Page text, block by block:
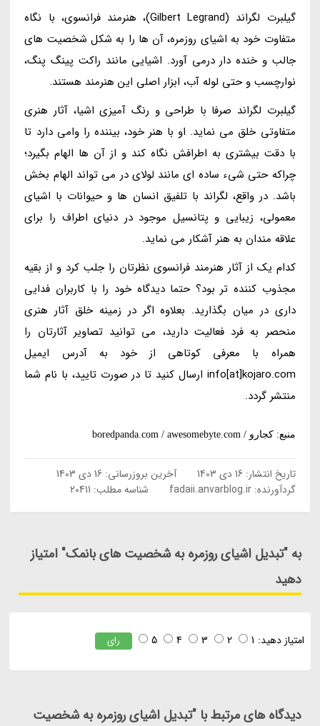
گیلبرت لگراند (Gilbert Legrand)، هنرمند فرانسوی، با نگاه
متفاوت خود به اشیای روزمره، آن ها را به شکل شخصیت های
جالب و خنده دار درمی آورد. اشیایی مانند راکت پینگ پنگ،
نوارچسب و حتی لوله آب، ابزار اصلی این هنرمند هستند.
گیلبرت لگراند صرفا با طراحی و رنگ آمیزی اشیا، آثار هنری
متفاوتی خلق می نماید. او با هنر خود، بیننده را وامی دارد تا
با دقت بیشتری به اطرافش نگاه کند و از آن ها الهام بگیرد؛
چراکه حتی شیء ساده ای مانند لولای در می تواند الهام بخش
باشد. در واقع، لگراند با تلفیق انسان ها و حیوانات با اشیای
معمولی، زیبایی و پتانسیل موجود در دنیای اطراف را برای
علاقه مندان به هنر آشکار می نماید.
کدام یک از آثار هنرمند فرانسوی نظرتان را جلب کرد و از بقیه
مجذوب کننده تر بود؟ حتما دیدگاه خود را با کاربران فدایی
داری در میان بگذارید. بعلاوه اگر در زمینه خلق آثار هنری
منحصر به فرد فعالیت دارید، می توانید تصاویر آثارتان را
همراه با معرفی کوتاهی از خود به آدرس ایمیل
info[at]kojaro.com ارسال کنید تا در صورت تایید، با نام شما
منتشر گردد.
منبع: کجارو / boredpanda.com / awesomebyte.com
تاریخ انتشار: 16 دی 1403 آخرین بروزرسانی: 16 دی 1403
گردآورنده:fadaii.anvarblog.ir شناسه مطلب: 20411
به "تبدیل اشیای روزمره به شخصیت های بانمک" امتیاز
دهید
امتیاز دهید: 1
2
3
4
5 رای
دیدگاه های مرتبط با "تبدیل اشیای روزمره به شخصیت